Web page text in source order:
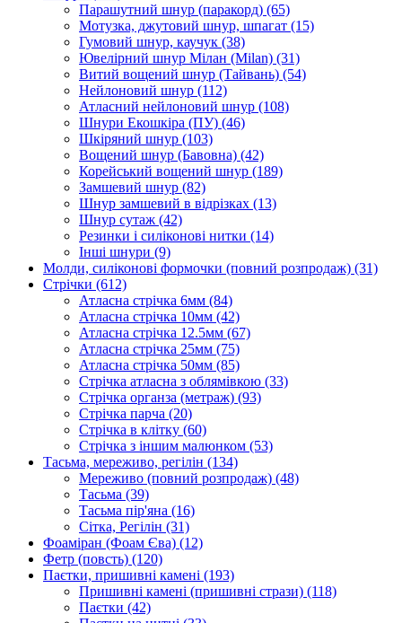
Парашутний шнур (паракорд) (65)
Мотузка, джутовий шнур, шпагат (15)
Гумовий шнур, каучук (38)
Ювелірний шнур Мілан (Milan) (31)
Витий вощений шнур (Тайвань) (54)
Нейлоновий шнур (112)
Атласний нейлоновий шнур (108)
Шнури Екошкіра (ПУ) (46)
Шкіряний шнур (103)
Вощений шнур (Бавовна) (42)
Корейський вощений шнур (189)
Замшевий шнур (82)
Шнур замшевий в відрізках (13)
Шнур сутаж (42)
Резинки і силіконові нитки (14)
Інші шнури (9)
Молди, силіконові формочки (повний розпродаж) (31)
Стрічки (612)
Атласна стрічка 6мм (84)
Атласна стрічка 10мм (42)
Атласна стрічка 12.5мм (67)
Атласна стрічка 25мм (75)
Атласна стрічка 50мм (85)
Стрічка атласна з облямівкою (33)
Стрічка органза (метраж) (93)
Стрічка парча (20)
Стрічка в клітку (60)
Стрічка з іншим малюнком (53)
Тасьма, мереживо, регілін (134)
Мереживо (повний розпродаж) (48)
Тасьма (39)
Тасьма пір'яна (16)
Сітка, Регілін (31)
Фоаміран (Фоам Єва) (12)
Фетр (повсть) (120)
Паєтки, пришивні камені (193)
Пришивні камені (пришивні стрази) (118)
Паєтки (42)